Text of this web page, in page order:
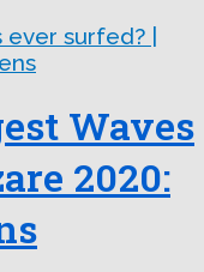
Waves
2020: